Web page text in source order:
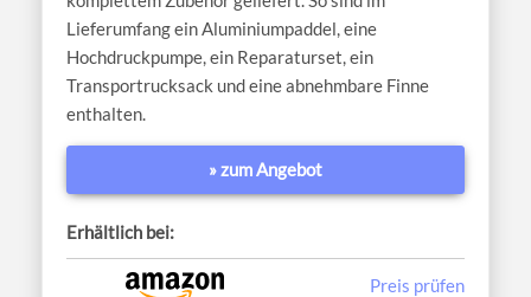
Lieferumfang ein Aluminiumpaddel, eine
Hochdruckpumpe, ein Reparaturset, ein
Transportrucksack und eine abnehmbare Finne
enthalten.
» zum Angebot
Erhältlich bei:
Preis prüfen